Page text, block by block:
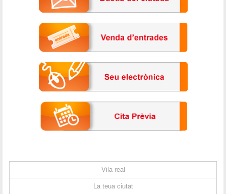
Vila-real
La teua ciutat